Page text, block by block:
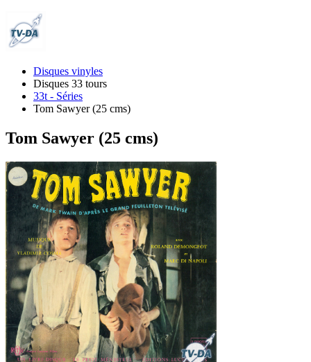
Disques vinyles
Disques 33 tours
33t - Séries
Tom Sawyer (25 cms)
Tom Sawyer (25 cms)